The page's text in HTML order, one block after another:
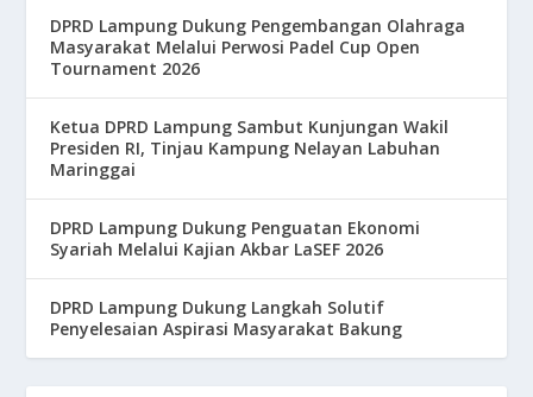
DPRD Lampung Dukung Pengembangan Olahraga
Masyarakat Melalui Perwosi Padel Cup Open
Tournament 2026
Ketua DPRD Lampung Sambut Kunjungan Wakil
Presiden RI, Tinjau Kampung Nelayan Labuhan
Maringgai
DPRD Lampung Dukung Penguatan Ekonomi
Syariah Melalui Kajian Akbar LaSEF 2026
DPRD Lampung Dukung Langkah Solutif
Penyelesaian Aspirasi Masyarakat Bakung